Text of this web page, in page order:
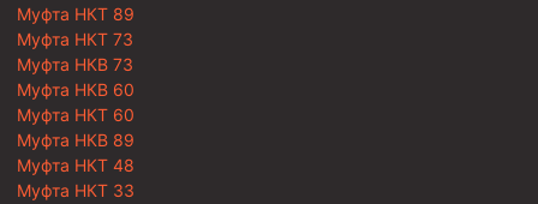
Муфта НКТ 89
Муфта НКТ 73
Муфта НКВ 73
Муфта НКВ 60
Муфта НКТ 60
Муфта НКВ 89
Муфта НКТ 48
Муфта НКТ 33